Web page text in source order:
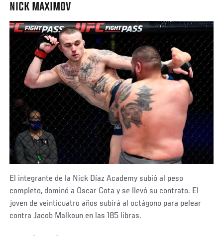
NICK MAXIMOV
El integrante de la Nick Díaz Academy subió al peso
completo, dominó a Oscar Cota y se llevó su contrato. El
joven de veinticuatro años subirá al octágono para pelear
contra Jacob Malkoun en las 185 libras.